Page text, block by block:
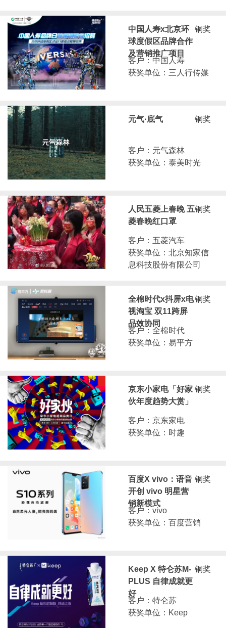
铜奖
中国人寿x北京环
球度假区品牌合作
及营销推广项目
客户：中国人寿
获奖单位：三人行传媒
铜奖
元气·底气
客户：元气森林
获奖单位：泰美时光
铜奖
人民五菱上春晚 五
菱春晚红口罩
客户：五菱汽车
获奖单位：北京知家信
息科技股份有限公司
铜奖
全棉时代x抖屏x电
视淘宝 双11跨屏
品效协同
客户：全棉时代
获奖单位：易平方
铜奖
京东小家电「好家
伙年度趋势大赏」
客户：京东家电
获奖单位：时趣
铜奖
百度X vivo：语音
开创 vivo 明星营
销新模式
客户：vivo
获奖单位：百度营销
铜奖
Keep X 特仑苏M-
PLUS 自律成就更
好
客户：特仑苏
获奖单位：Keep